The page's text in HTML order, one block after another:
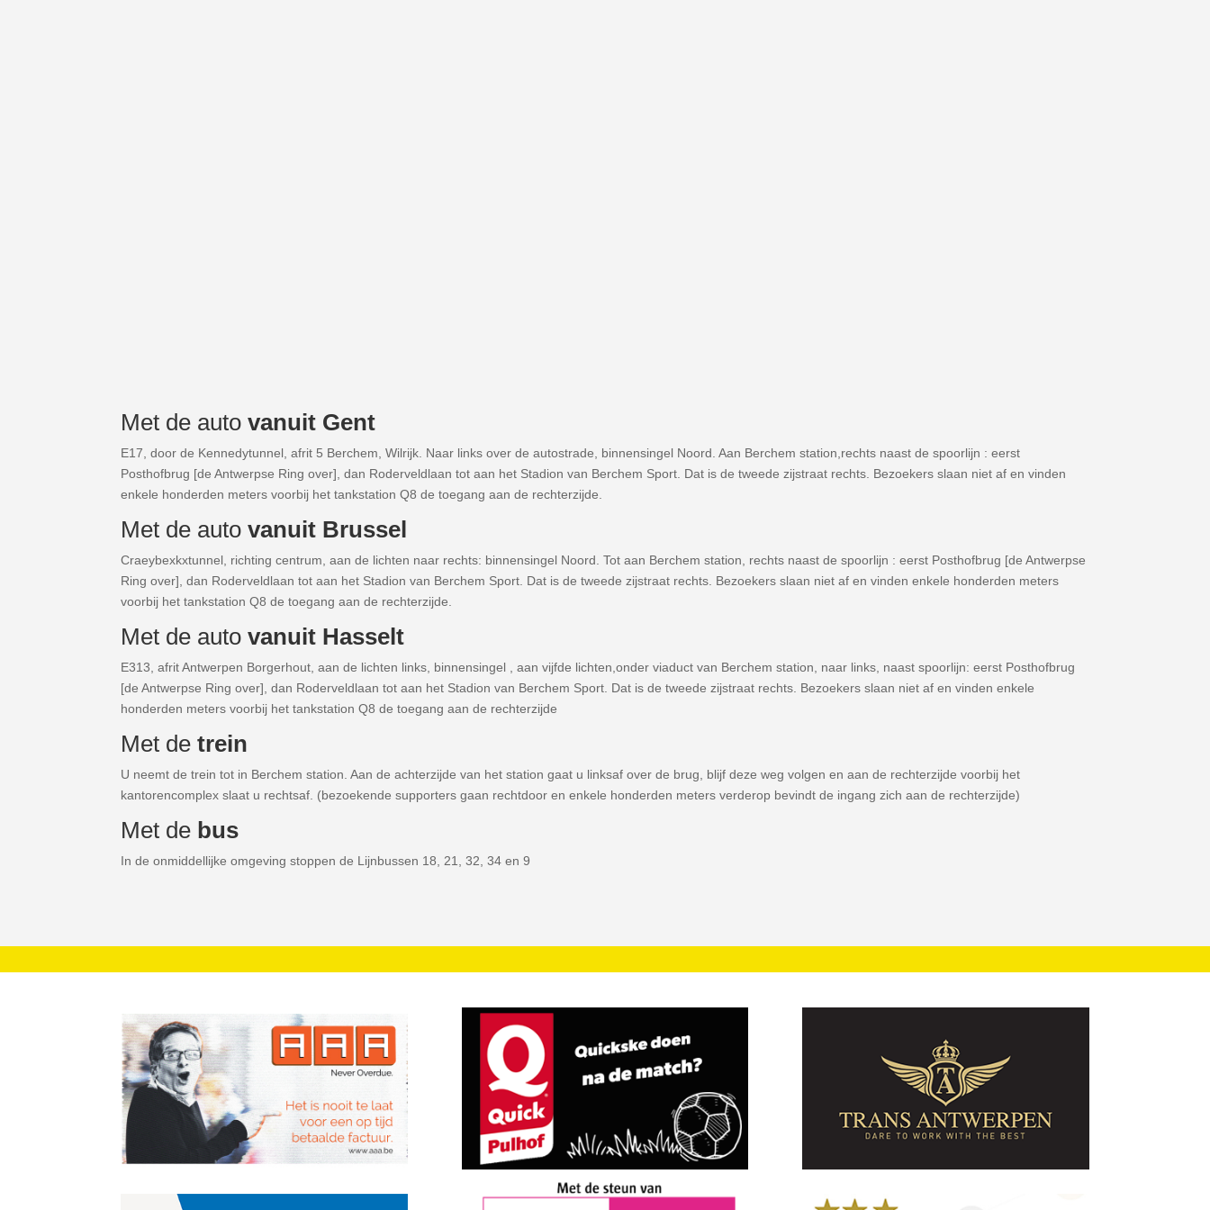
Met de autovanuit Gent
E17, door de Kennedytunnel, afrit 5 Berchem, Wilrijk. Naar links over de autostrade, binnensingel Noord. Aan Berchem station,rechts naast de spoorlijn : eerst
Posthofbrug [de Antwerpse Ring over], dan Roderveldlaan tot aan het Stadion van Berchem Sport. Dat is de tweede zijstraat rechts. Bezoekers slaan niet af en vinden
enkele honderden meters voorbij het tankstation Q8 de toegang aan de rechterzijde.
Met de autovanuit Brussel
Craeybexkxtunnel, richting centrum, aan de lichten naar rechts: binnensingel Noord. Tot aan Berchem station, rechts naast de spoorlijn : eerst Posthofbrug [de Antwerpse
Ring over], dan Roderveldlaan tot aan het Stadion van Berchem Sport. Dat is de tweede zijstraat rechts. Bezoekers slaan niet af en vinden enkele honderden meters
voorbij het tankstation Q8 de toegang aan de rechterzijde.
Met de autovanuit Hasselt
E313, afrit Antwerpen Borgerhout, aan de lichten links, binnensingel , aan vijfde lichten,onder viaduct van Berchem station, naar links, naast spoorlijn: eerst Posthofbrug
[de Antwerpse Ring over], dan Roderveldlaan tot aan het Stadion van Berchem Sport. Dat is de tweede zijstraat rechts. Bezoekers slaan niet af en vinden enkele
honderden meters voorbij het tankstation Q8 de toegang aan de rechterzijde
Met detrein
U neemt de trein tot in Berchem station. Aan de achterzijde van het station gaat u linksaf over de brug, blijf deze weg volgen en aan de rechterzijde voorbij het
kantorencomplex slaat u rechtsaf. (bezoekende supporters gaan rechtdoor en enkele honderden meters verderop bevindt de ingang zich aan de rechterzijde)
Met de bus
In de onmiddellijke omgeving stoppen de Lijnbussen 18, 21, 32, 34 en 9